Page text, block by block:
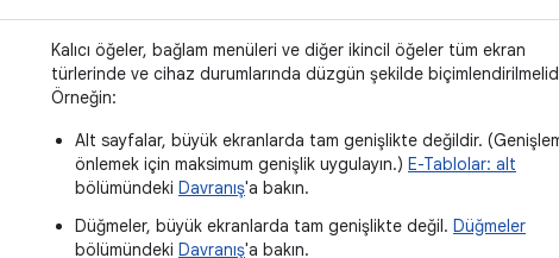
Kalıcı öğeler, bağlam menüleri ve diğer ikincil öğeler tüm ekran
türlerinde ve cihaz durumlarında düzgün şekilde
Örneğin:
Alt sayfalar, büyük ekranlarda tam genişlikte değildir.
önlemek için maksimum genişlik uygulayın.) E-Tablolar: alt
bölümündeki Davranış'a bakın.
Düğmeler, büyük ekranlarda tam genişlikte değil. Düğmeler
bölümündeki Davranış'a bakın.